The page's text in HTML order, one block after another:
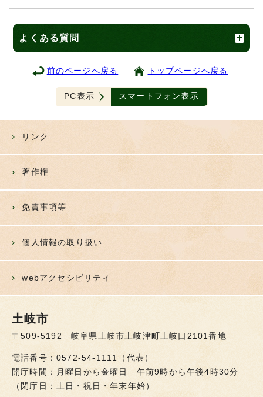
よくある質問
前のページへ戻る トップページへ戻る
PC表示 スマートフォン表示
リンク
著作権
免責事項等
個人情報の取り扱い
webアクセシビリティ
土岐市
〒509-5192 岐阜県土岐市土岐津町土岐口2101番地
電話番号：0572-54-1111（代表）
開庁時間：月曜日から金曜日 午前9時から午後4時30分
（閉庁日：土日・祝日・年末年始）